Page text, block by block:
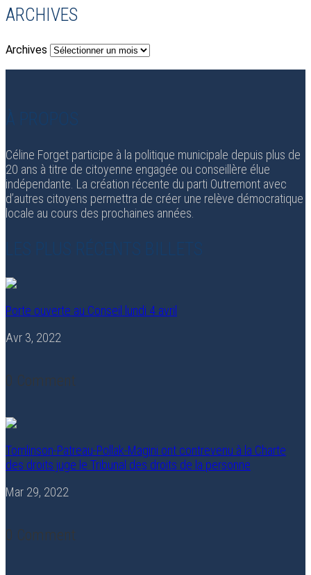
ARCHIVES
Archives
À PROPOS
Céline Forget participe à la politique municipale depuis plus de
20 ans à titre de citoyenne engagée ou conseillère élue
indépendante. La création récente du parti Outremont avec
d’autres citoyens permettra de créer une relève démocratique
locale au cours des prochaines années.
LES PLUS RÉCENTS BILLETS
Porte ouverte au Conseil lundi 4 avril
Avr 3, 2022
0 Comment
Tomlinson-Patreau-Pollak-Magini ont contrevenu à la Charte
des droits juge le Tribunal des droits de la personne
Mar 29, 2022
0 Comment